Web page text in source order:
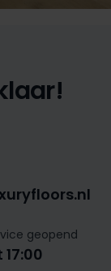
geopend